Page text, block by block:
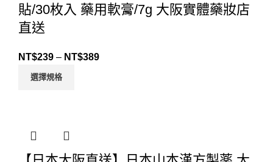
貼/30枚入 藥用軟膏/7g 大阪實體藥妝店
直送
NT$239 – NT$389
選擇規格